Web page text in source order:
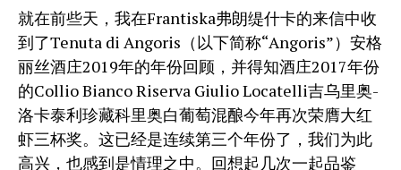
就在前些天，我在Frantiska弗朗缇什卡的来信中收
到了Tenuta di Angoris（以下简称“Angoris”）安格
丽丝酒庄2019年的年份回顾，并得知酒庄2017年份
的Collio Bianco Riserva Giulio Locatelli吉乌里奥-
洛卡泰利珍藏科里奥白葡萄混酿今年再次荣膺大红
虾三杯奖。这已经是连续第三个年份了，我们为此
高兴，也感到是情理之中。回想起几次一起品鉴